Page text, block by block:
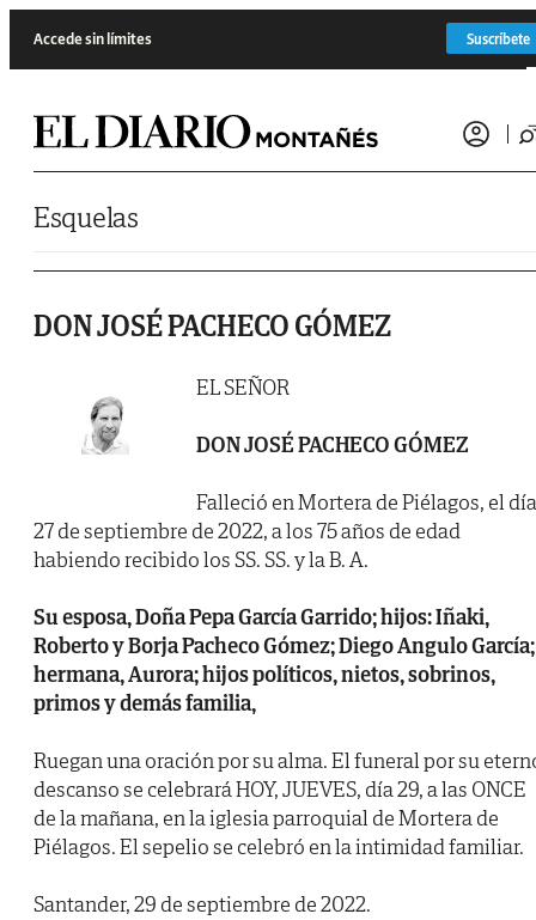
Accede sin límites Suscríbete
Esquelas
DON JOSÉ PACHECO GÓMEZ
EL SEÑOR
DON JOSÉ PACHECO GÓMEZ
Falleció en Mortera de Piélagos, el día
27 de septiembre de 2022, a los 75 años de edad
habiendo recibido los SS. SS. y la B. A.
Su esposa, Doña Pepa García Garrido; hijos: Iñaki,
Roberto y Borja Pacheco Gómez; Diego Angulo García;
hermana, Aurora; hijos políticos, nietos, sobrinos,
primos y demás familia,
Ruegan una oración por su alma. El funeral por su
descanso se celebrará HOY, JUEVES, día 29, a las ONCE
de la mañana, en la iglesia parroquial de Mortera de
Piélagos. El sepelio se celebró en la intimidad familiar.
Santander, 29 de septiembre de 2022.